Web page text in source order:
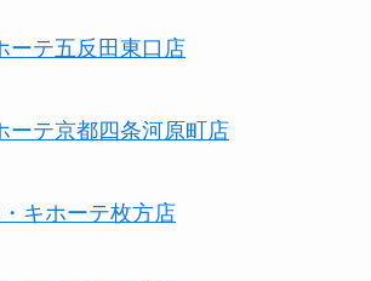
ーテ五反田東口店
ーテ京都四条河原町店
キホーテ枚方店